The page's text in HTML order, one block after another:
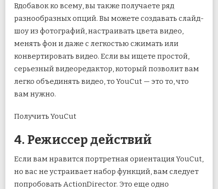
Вдобавок ко всему, вы также получаете ряд
разнообразных опций. Вы можете создавать слайд-
шоу из фотографий, настраивать цвета видео,
менять фон и даже с легкостью сжимать или
конвертировать видео. Если вы ищете простой,
серьезный видеоредактор, который позволит вам
легко объединять видео, то YouCut — это то, что
вам нужно.
Получить YouCut
4. Режиссер действий
Если вам нравится портретная ориентация YouCut,
но вас не устраивает набор функций, вам следует
попробовать ActionDirector. Это еще одно